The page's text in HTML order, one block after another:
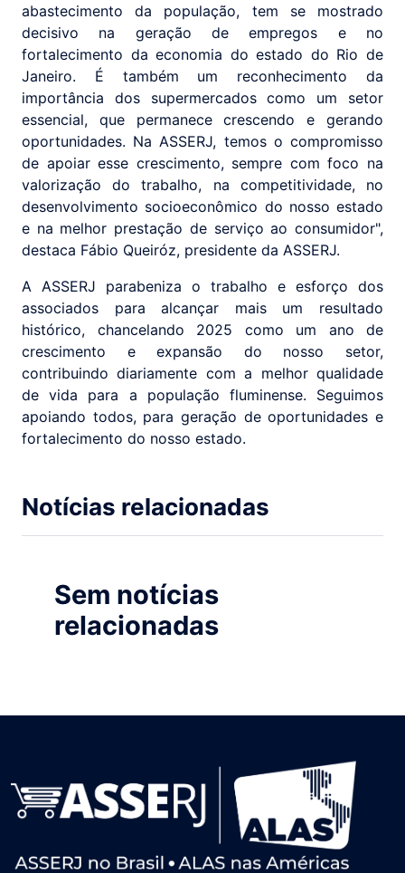
abastecimento da população, tem se mostrado
decisivo na geração de empregos e no
fortalecimento da economia do estado do Rio de
Janeiro. É também um reconhecimento da
importância dos supermercados como um setor
essencial, que permanece crescendo e gerando
oportunidades. Na ASSERJ, temos o compromisso
de apoiar esse crescimento, sempre com foco na
valorização do trabalho, na competitividade, no
desenvolvimento socioeconômico do nosso estado
e na melhor prestação de serviço ao consumidor",
destaca Fábio Queiróz, presidente da ASSERJ.
A ASSERJ parabeniza o trabalho e esforço dos
associados para alcançar mais um resultado
histórico, chancelando 2025 como um ano de
crescimento e expansão do nosso setor,
contribuindo diariamente com a melhor qualidade
de vida para a população fluminense. Seguimos
apoiando todos, para geração de oportunidades e
fortalecimento do nosso estado.
Notícias relacionadas
Sem notícias
relacionadas